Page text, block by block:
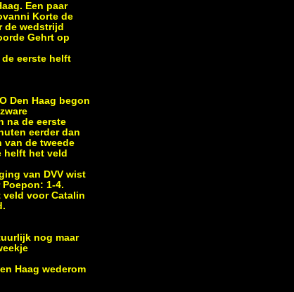
Een paar
Korte de
de wedstrijd
Gehrt op
de eerste helft
Den Haag begon
na de eerste
eerder dan
van de tweede
helft het veld
van DVV wist
1-4.
veld voor Catalin
nog maar
Haag wederom